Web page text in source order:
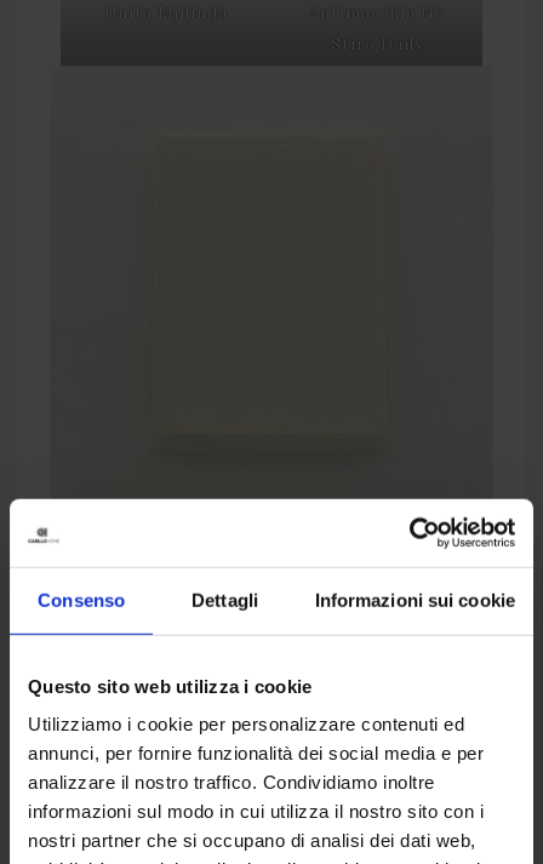
Consenso Dettagli Informazioni sui cookie
Questo sito web utilizza i cookie
Utilizziamo i cookie per personalizzare contenuti ed
annunci, per fornire funzionalità dei social media e per
analizzare il nostro traffico. Condividiamo inoltre
informazioni sul modo in cui utilizza il nostro sito con i
nostri partner che si occupano di analisi dei dati web,
Unita Mjilinda
Antimacchia No
Stiro Daily
Tovaglia Tonda Tinta Unita Mjilinda
TOVAGLIE FANTASIA: FIORI,
RIGHE E MOTIVI BOTANICI
della primavera e restano una scelta sempre
apprezzata per le occasioni speciali. Chi
preferisce un approccio più contemporaneo
stilizzati o opulenti, righe sottili o